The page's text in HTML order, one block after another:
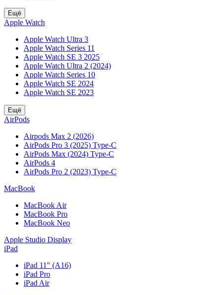
Ещё
Apple Watch
Apple Watch Ultra 3
Apple Watch Series 11
Apple Watch SE 3 2025
Apple Watch Ultra 2 (2024)
Apple Watch Series 10
Apple Watch SE 2024
Apple Watch SE 2023
Ещё
AirPods
Airpods Max 2 (2026)
AirPods Pro 3 (2025) Type-C
AirPods Max (2024) Type-C
AirPods 4
AirPods Pro 2 (2023) Type-C
MacBook
MacBook Air
MacBook Pro
MacBook Neo
Apple Studio Display
iPad
iPad 11" (A16)
iPad Pro
iPad Air